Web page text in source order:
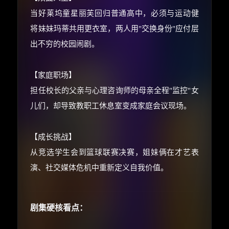
当好莱坞童星丽芙回归普通高中，必须与运动健
将妹妹玛蒂共用更衣室，两人用"交换身份"应付层
出不穷的校园闹剧。
【家庭职场】
担任校长的父亲与心理咨询师的母亲全程"监控"女
儿们，却导致教职工休息室变成家庭会议现场。
【成长挑战】
从竞选学生会到篮球联赛决赛，姐妹俩在才艺表
演、社交媒体危机中重新定义自我价值。
剧集硬核看点：
价格有浮动，请直接搜索查最低价！
还有支付宝现金红包、外卖红包、
优惠券、活动红包，每日可领。
☕ 海外大侠？通过 Ko-fi 赐茶